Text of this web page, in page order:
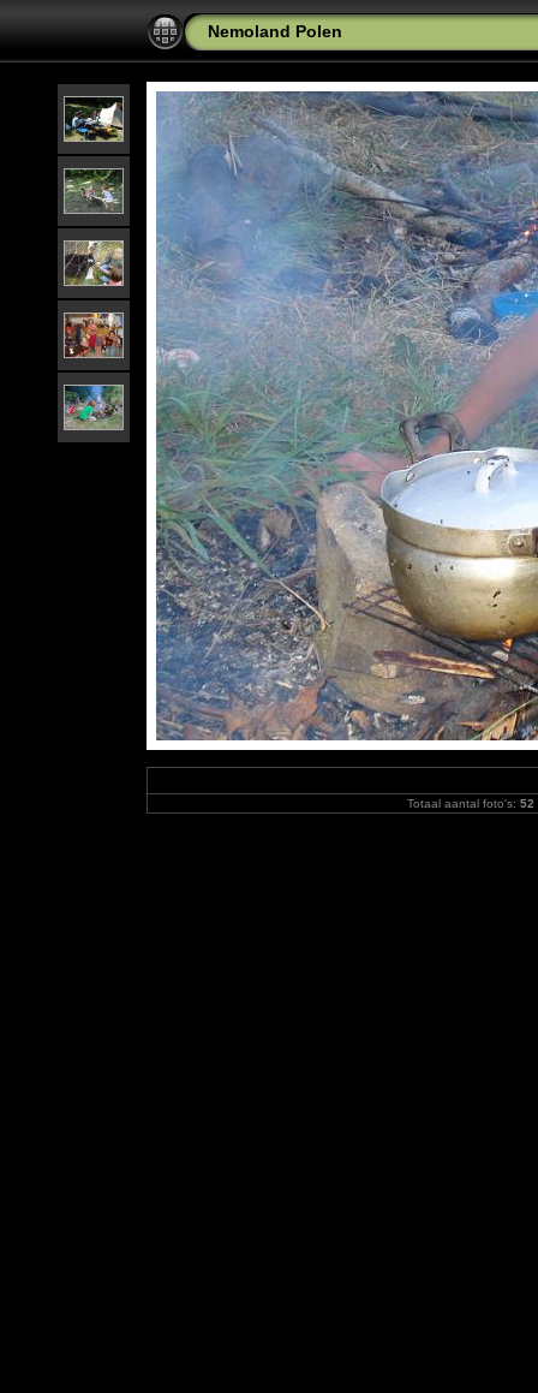
Nemoland Polen
Totaal aantal foto's: 52